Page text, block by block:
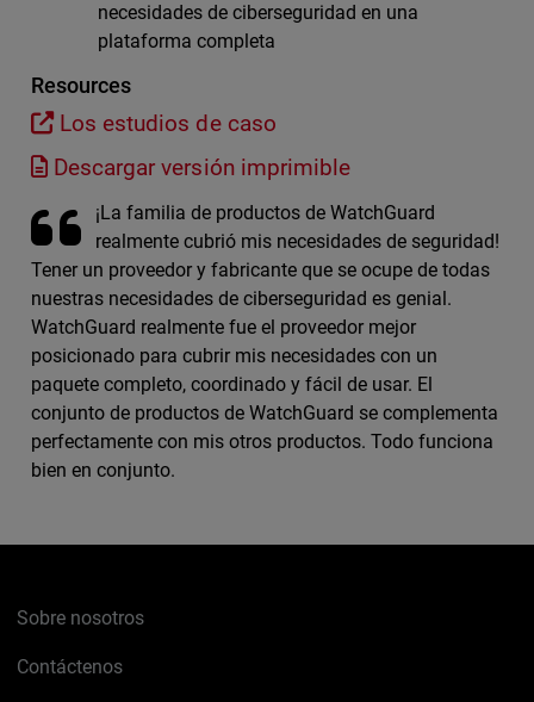
necesidades de ciberseguridad en una
plataforma completa
Resources
Los estudios de caso
Descargar versión imprimible
¡La familia de productos de WatchGuard
realmente cubrió mis necesidades de seguridad!
Tener un proveedor y fabricante que se ocupe de todas
nuestras necesidades de ciberseguridad es genial.
WatchGuard realmente fue el proveedor mejor
posicionado para cubrir mis necesidades con un
paquete completo, coordinado y fácil de usar. El
conjunto de productos de WatchGuard se complementa
perfectamente con mis otros productos. Todo funciona
bien en conjunto.
Sobre nosotros
Contáctenos